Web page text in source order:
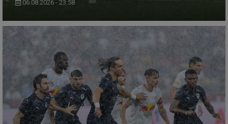
06.08.2026 - 23:58